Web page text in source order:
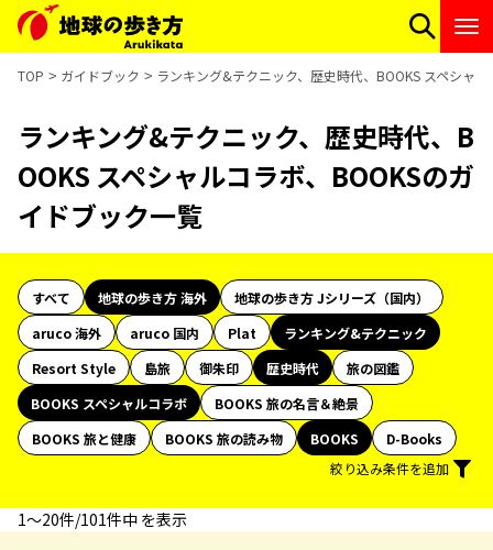
TOP ガイドブック ランキング&テクニック、歴史時代、BOOKS スペシャ
ランキング&テクニック、歴史時代、B
OOKS スペシャルコラボ、BOOKSのガ
イドブック一覧
すべて 地球の歩き方 海外
地球の歩き方 Jシリーズ（国内）
aruco 海外
aruco 国内 Plat
ランキング&テクニック
Resort Style
島旅 御朱印 歴史時代
旅の図鑑
BOOKS スペシャルコラボ
BOOKS 旅の名言＆絶景
BOOKS 旅と健康
BOOKS 旅の読み物 BOOKS
D-Books
絞り込み条件を追加
1〜20件/101件中 を表示